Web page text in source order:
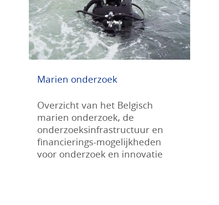
Marien onderzoek
Overzicht van het Belgisch
marien onderzoek, de
onderzoeksinfrastructuur en
financierings-mogelijkheden
voor onderzoek en innovatie